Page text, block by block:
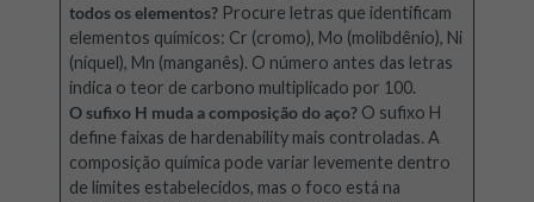
todos os elementos? Procure letras que identificam
elementos químicos: Cr (cromo), Mo (molibdênio), Ni
(níquel), Mn (manganês). O número antes das letras
indica o teor de carbono multiplicado por 100.
O sufixo H muda a composição do aço? O sufixo H
define faixas de hardenability mais controladas. A
composição química pode variar levemente dentro
de limites estabelecidos, mas o foco está na